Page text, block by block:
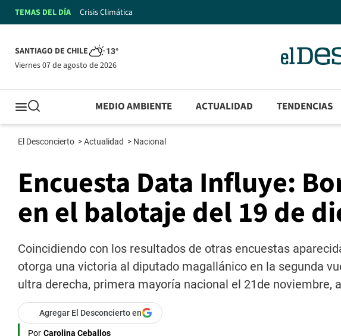
TEMAS DEL DÍA Crisis Climática
SANTIAGO DE CHILE 13°
viernes 07 de agosto de 2026
MEDIO AMBIENTE ACTUALIDAD TENDENCIAS
El Desconcierto >Actualidad > Nacional
Encuesta Data Influye:
en el balotaje del 19 de
Coincidiendo con los resultados de otras encuestas
otorga una victoria al diputado magallánico en la segunda
ultra derecha, primera mayoría nacional el 21de noviembre,
Agregar El Desconcierto en
Por Carolina Ceballos